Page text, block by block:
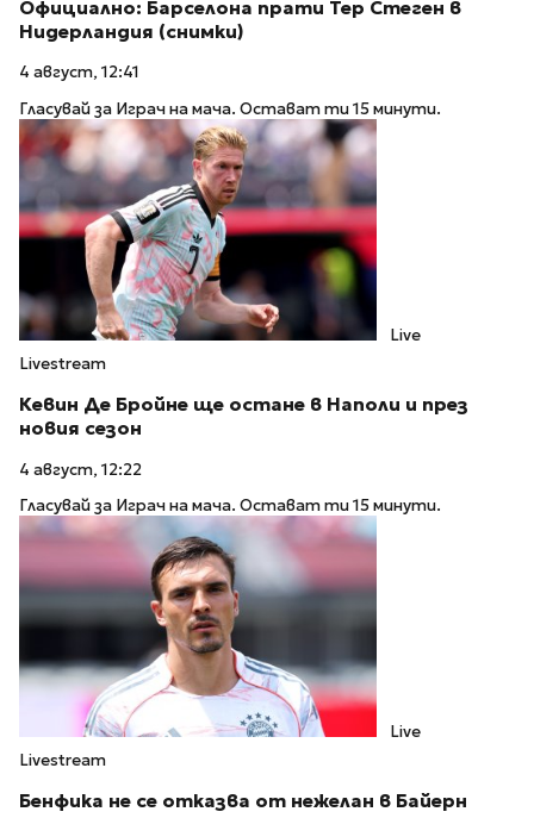
Официално: Барселона прати Тер Стеген в
Нидерландия (снимки)
4 август, 12:41
Гласувай за Играч на мача. Остават ти 15 минути.
Live
Livestream
Кевин Де Бройне ще остане в Наполи и през
новия сезон
4 август, 12:22
Гласувай за Играч на мача. Остават ти 15 минути.
Live
Livestream
Бенфика не се отказва от нежелан в Байерн